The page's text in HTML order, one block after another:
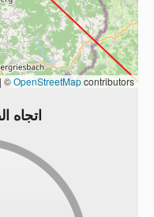
| ©OpenStreetMapcontributors
اتجاه